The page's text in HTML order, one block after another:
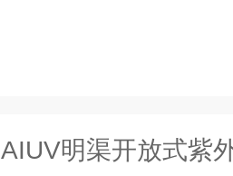
AIUV明渠开放式紫